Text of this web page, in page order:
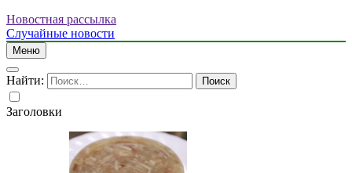
Новостная рассылка
Случайные новости
Меню
Найти:
Заголовки